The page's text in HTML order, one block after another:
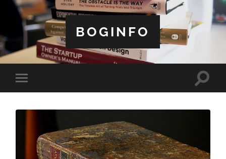
BOGINFO
Toggle
mobile
Toggle